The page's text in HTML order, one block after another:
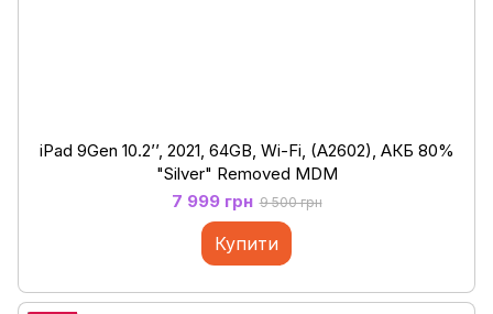
iPad 9Gen 10.2’’, 2021, 64GB, Wi-Fi, (A2602), АКБ 80%
"Silver" Removed MDM
7 999 грн 9 500 грн
Купити